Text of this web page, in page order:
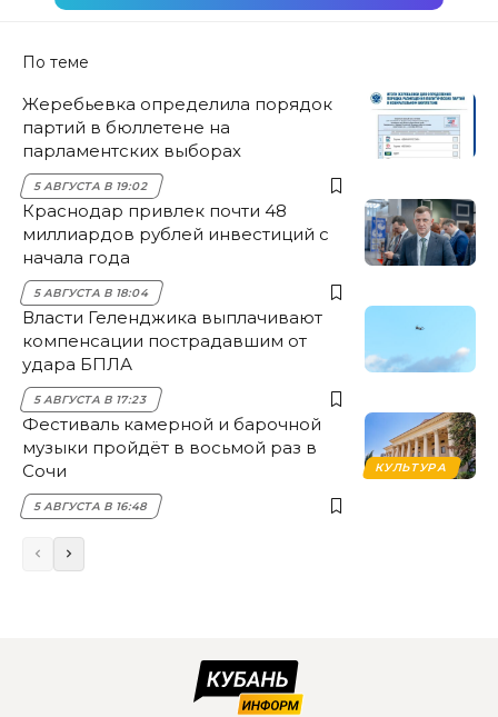
По теме
Жеребьевка определила порядок
партий в бюллетене на
парламентских выборах
5 АВГУСТА В 19:02
Краснодар привлек почти 48
миллиардов рублей инвестиций с
начала года
5 АВГУСТА В 18:04
Власти Геленджика выплачивают
компенсации пострадавшим от
удара БПЛА
5 АВГУСТА В 17:23
КУЛЬТУРА
Фестиваль камерной и барочной
музыки пройдёт в восьмой раз в
Сочи
5 АВГУСТА В 16:48